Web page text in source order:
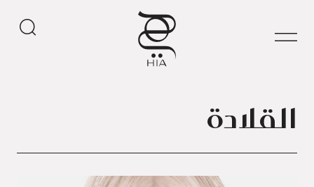
القلادة